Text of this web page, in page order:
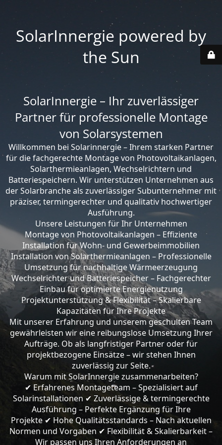
SolarInnergie powered by
the Sun
SolarInnergie – Ihr zuverlässiger
Partner für professionelle Montage
von Solarsystemen
Willkommen bei Solarinnergie – Ihrem starken Partner
für die fachgerechte Montage von Photovoltaikanlagen,
Solarthermieanlagen, Wechselrichtern und
Batteriespeichern. Wir unterstützen Unternehmen aus
der Solarbranche als zuverlässiger Subunternehmer mit
präziser, termingerechter und qualitativ hochwertiger
Ausführung.
Unsere Leistungen für Ihr Unternehmen
Montage von Photovoltaikanlagen – Effiziente
Installation für Wohn- und Gewerbeimmobilien
Installation von Solarthermieanlagen – Professionelle
Umsetzung für nachhaltige Wärmeerzeugung
Wechselrichter und Batteriespeicher – Fachgerechter
Einbau für optimierte Energienutzung
Projektunterstützung & Flexibilität – Skalierbare
Kapazitäten für Ihre Projekte
Mit unserer Erfahrung und unserem geschulten Team
gewährleisten wir eine reibungslose Umsetzung Ihrer
Aufträge. Ob als langfristiger Partner oder für
projektbezogene Einsätze – wir stehen Ihnen
zuverlässig zur Seite.
Warum mit SolarInnergie zusammenarbeiten?
✔ Erfahrenes Montageteam – Spezialisiert auf
Solarinstallationen ✔ Zuverlässige & termingerechte
Ausführung – Perfekte Ergänzung für Ihre
Projekte ✔ Hohe Qualitätsstandards – Nach aktuellen
Normen und Vorgaben ✔ Flexibilität & Skalierbarkeit –
Wir passen uns Ihren Anforderungen an